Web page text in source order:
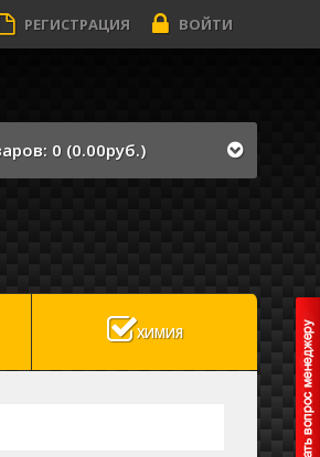
РЕГИСТРАЦИЯ ВОЙТИ
0 (0.00руб.)
ХИМИЯ